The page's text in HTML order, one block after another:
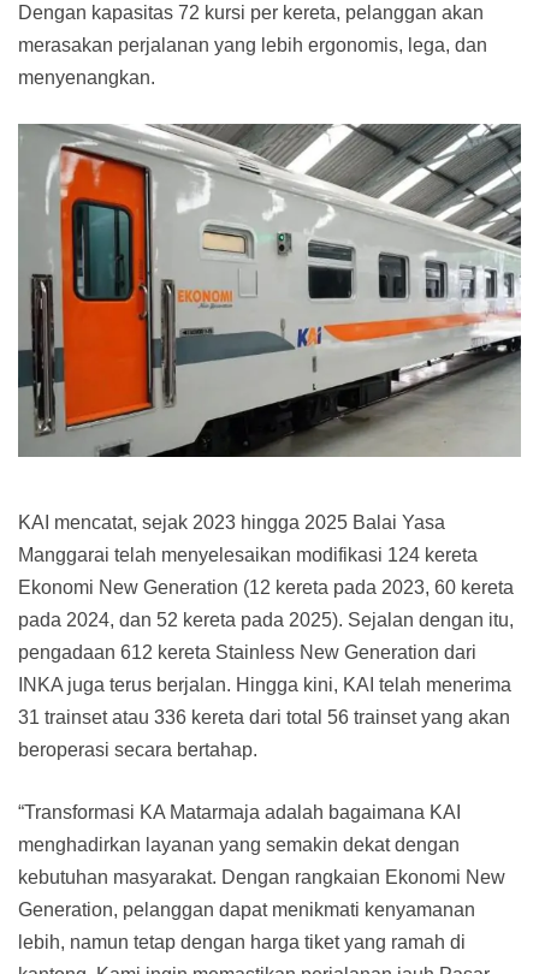
Dengan kapasitas 72 kursi per kereta, pelanggan akan
merasakan perjalanan yang lebih ergonomis, lega, dan
menyenangkan.
KAI mencatat, sejak 2023 hingga 2025 Balai Yasa
Manggarai telah menyelesaikan modifikasi 124 kereta
Ekonomi New Generation (12 kereta pada 2023, 60 kereta
pada 2024, dan 52 kereta pada 2025). Sejalan dengan itu,
pengadaan 612 kereta Stainless New Generation dari
INKA juga terus berjalan. Hingga kini, KAI telah menerima
31 trainset atau 336 kereta dari total 56 trainset yang akan
beroperasi secara bertahap.
“Transformasi KA Matarmaja adalah bagaimana KAI
menghadirkan layanan yang semakin dekat dengan
kebutuhan masyarakat. Dengan rangkaian Ekonomi New
Generation, pelanggan dapat menikmati kenyamanan
lebih, namun tetap dengan harga tiket yang ramah di